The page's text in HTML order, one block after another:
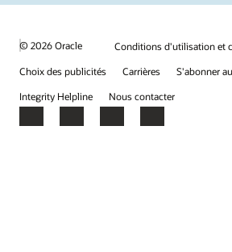
© 2026 Oracle
Conditions d'utilisation et
Choix des publicités
Carrières
S'abonner
Integrity Helpline
Nous contacter
Facebook
X LinkedInYouTube